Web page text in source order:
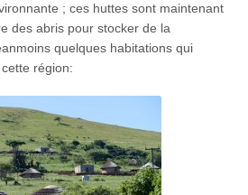
; ces huttes sont maintenant
des abris pour stocker de la
quelques habitations qui
région: